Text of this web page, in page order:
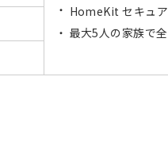
HomeKit セキュ
最大5人の家族で